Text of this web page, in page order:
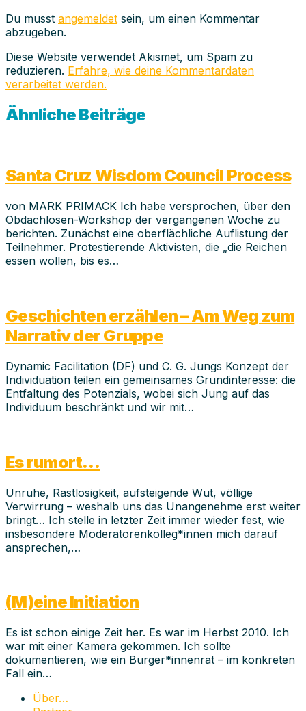
Du musst angemeldet sein, um einen Kommentar
abzugeben.
Diese Website verwendet Akismet, um Spam zu
reduzieren. Erfahre, wie deine Kommentardaten
verarbeitet werden.
Ähnliche Beiträge
Santa Cruz Wisdom Council Process
von MARK PRIMACK Ich habe versprochen, über den
Obdachlosen-Workshop der vergangenen Woche zu
berichten. Zunächst eine oberflächliche Auflistung der
Teilnehmer. Protestierende Aktivisten, die „die Reichen
essen wollen, bis es…
Geschichten erzählen – Am Weg zum
Narrativ der Gruppe
Dynamic Facilitation (DF) und C. G. Jungs Konzept der
Individuation teilen ein gemeinsames Grundinteresse: die
Entfaltung des Potenzials, wobei sich Jung auf das
Individuum beschränkt und wir mit…
Es rumort…
Unruhe, Rastlosigkeit, aufsteigende Wut, völlige
Verwirrung – weshalb uns das Unangenehme erst weiter
bringt… Ich stelle in letzter Zeit immer wieder fest, wie
insbesondere Moderatorenkolleg*innen mich darauf
ansprechen,…
(M)eine Initiation
Es ist schon einige Zeit her. Es war im Herbst 2010. Ich
war mit einer Kamera gekommen. Ich sollte
dokumentieren, wie ein Bürger*innenrat – im konkreten
Fall ein…
Über…